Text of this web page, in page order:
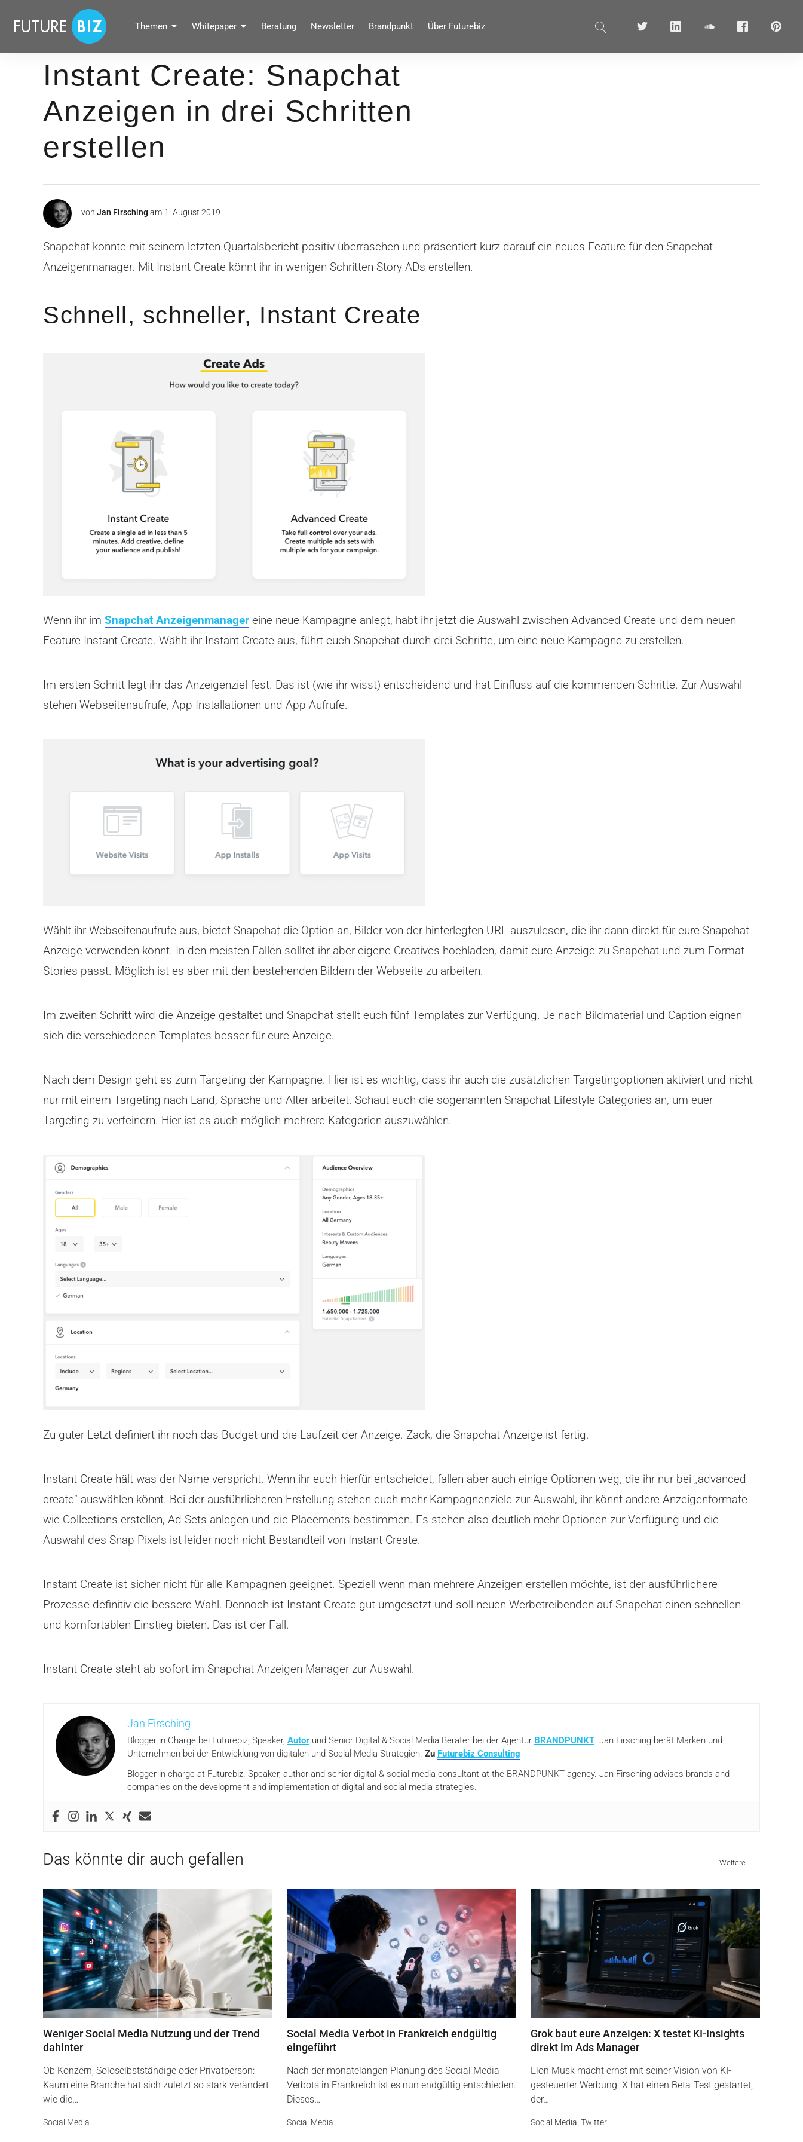
überspringen
FUTUREBIZ
Social Media Marketing Blog für Unternehmen by BRANDPUNKT
Themen Whitepaper Beratung Newsletter Brandpunkt Über Futurebiz
Suche Twitter linkedin soundcloudFacebook
Instant Create: Snapchat
Anzeigen in drei Schritten
erstellen
von Jan Firsching am 1. August 2019
Snapchat konnte mit seinem letzten Quartalsbericht positiv überraschen und präsentiert kurz darauf ein neues Feature für den Snapchat
Anzeigenmanager. Mit Instant Create könnt ihr in wenigen Schritten Story ADs erstellen.
Schnell, schneller, Instant Create
Wenn ihr im Snapchat Anzeigenmanager eine neue Kampagne anlegt, habt ihr jetzt die Auswahl zwischen Advanced Create und dem neuen
Feature Instant Create. Wählt ihr Instant Create aus, führt euch Snapchat durch drei Schritte, um eine neue Kampagne zu erstellen.
Im ersten Schritt legt ihr das Anzeigenziel fest. Das ist (wie ihr wisst) entscheidend und hat Einfluss auf die kommenden Schritte. Zur Auswahl
stehen Webseitenaufrufe, App Installationen und App Aufrufe.
Wählt ihr Webseitenaufrufe aus, bietet Snapchat die Option an, Bilder von der hinterlegten URL auszulesen, die ihr dann direkt für eure Snapchat
Anzeige verwenden könnt. In den meisten Fällen solltet ihr aber eigene Creatives hochladen, damit eure Anzeige zu Snapchat und zum Format
Stories passt. Möglich ist es aber mit den bestehenden Bildern der Webseite zu arbeiten.
Im zweiten Schritt wird die Anzeige gestaltet und Snapchat stellt euch fünf Templates zur Verfügung. Je nach Bildmaterial und Caption eignen
sich die verschiedenen Templates besser für eure Anzeige.
Nach dem Design geht es zum Targeting der Kampagne. Hier ist es wichtig, dass ihr auch die zusätzlichen Targetingoptionen aktiviert und nicht
nur mit einem Targeting nach Land, Sprache und Alter arbeitet. Schaut euch die sogenannten Snapchat Lifestyle Categories an, um euer
Targeting zu verfeinern. Hier ist es auch möglich mehrere Kategorien auszuwählen.
Zu guter Letzt definiert ihr noch das Budget und die Laufzeit der Anzeige. Zack, die Snapchat Anzeige ist fertig.
Instant Create hält was der Name verspricht. Wenn ihr euch hierfür entscheidet, fallen aber auch einige Optionen weg, die ihr nur bei „advanced
create“ auswählen könnt. Bei der ausführlicheren Erstellung stehen euch mehr Kampagnenziele zur Auswahl, ihr könnt andere Anzeigenformate
wie Collections erstellen, Ad Sets anlegen und die Placements bestimmen. Es stehen also deutlich mehr Optionen zur Verfügung und die
Auswahl des Snap Pixels ist leider noch nicht Bestandteil von Instant Create.
Instant Create ist sicher nicht für alle Kampagnen geeignet. Speziell wenn man mehrere Anzeigen erstellen möchte, ist der ausführlichere
Prozesse definitiv die bessere Wahl. Dennoch ist Instant Create gut umgesetzt und soll neuen Werbetreibenden auf Snapchat einen schnellen
und komfortablen Einstieg bieten. Das ist der Fall.
Instant Create steht ab sofort im Snapchat Anzeigen Manager zur Auswahl.
Jan Firsching
Blogger in Charge bei Futurebiz, Speaker, Autor und Senior Digital & Social Media Berater bei der Agentur BRANDPUNKT. Jan Firsching berät Marken und
Unternehmen bei der Entwicklung von digitalen und Social Media Strategien. Zu Futurebiz Consulting
Blogger in charge at Futurebiz. Speaker, author and senior digital & social media consultant at the BRANDPUNKT agency. Jan Firsching advises brands and
companies on the development and implementation of digital and social media strategies.
Das könnte dir auch gefallen Weitere
Weniger Social Media Nutzung und der Trend
dahinter
Ob Konzern, Soloselbstständige oder Privatperson:
Kaum eine Branche hat sich zuletzt so stark verändert
wie die…
Social Media
Social Media Verbot in Frankreich endgültig
eingeführt
Nach der monatelangen Planung des Social Media
Verbots in Frankreich ist es nun endgültig entschieden.
Dieses…
Social Media
Grok baut eure Anzeigen: X testet KI-Insights
direkt im Ads Manager
Elon Musk macht ernst mit seiner Vision von KI-
gesteuerter Werbung. X hat einen Beta-Test gestartet,
der…
Social Media Twitter